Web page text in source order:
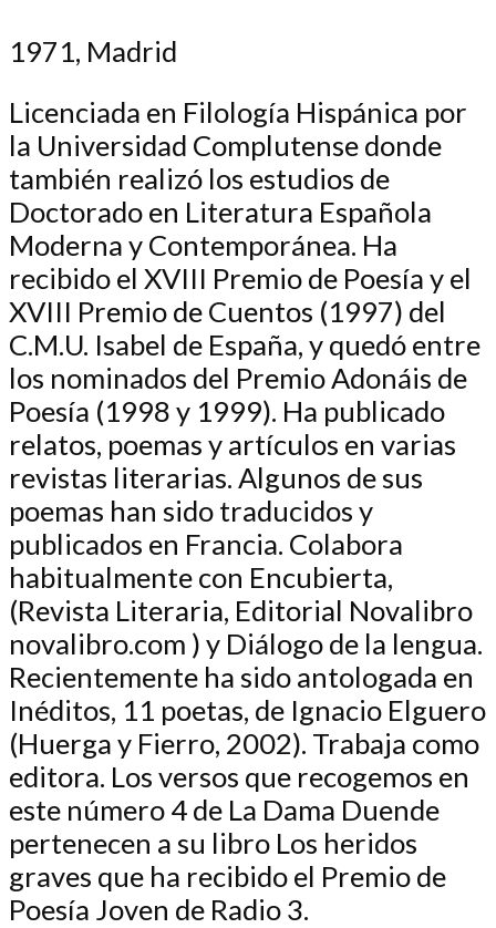
1971, Madrid
Licenciada en Filología Hispánica por
la Universidad Complutense donde
también realizó los estudios de
Doctorado en Literatura Española
Moderna y Contemporánea. Ha
recibido el XVIII Premio de Poesía y el
XVIII Premio de Cuentos (1997) del
C.M.U. Isabel de España, y quedó entre
los nominados del Premio Adonáis de
Poesía (1998 y 1999). Ha publicado
relatos, poemas y artículos en varias
revistas literarias. Algunos de sus
poemas han sido traducidos y
publicados en Francia. Colabora
habitualmente con Encubierta,
(Revista Literaria, Editorial Novalibro
novalibro.com ) y Diálogo de la lengua.
Recientemente ha sido antologada en
Inéditos, 11 poetas, de Ignacio Elguero
(Huerga y Fierro, 2002). Trabaja como
editora. Los versos que recogemos en
este número 4 de La Dama Duende
pertenecen a su libro Los heridos
graves que ha recibido el Premio de
Poesía Joven de Radio 3.